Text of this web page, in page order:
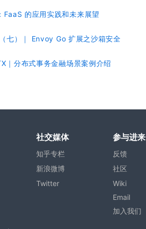
FaaS 的应用实践和未来展望
七）｜ Envoy Go 扩展之沙箱安全
｜分布式事务金融场景案例介绍
社交媒体
知乎专栏
新浪微博
Twitter
参与进来
反馈
社区
Wiki
Email
加入我们